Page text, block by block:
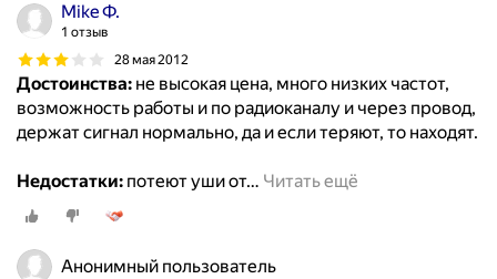
Mike Ф.
1 отзыв
28 мая 2012
Достоинства: не высокая цена, много низких частот,
возможность работы и по радиоканалу и через провод,
держат сигнал нормально, да и если теряют, то находят.
Недостатки: потеют уши от… Читать ещё
Анонимный пользователь